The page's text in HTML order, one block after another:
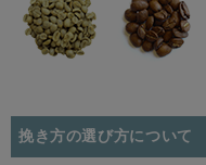
挽き方の選び方について